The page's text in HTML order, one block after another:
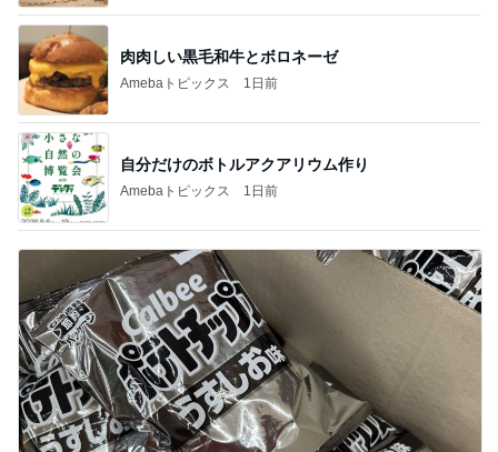
肉肉しい黒毛和牛とボロネーゼ
Amebaトピックス 1日前
自分だけのボトルアクアリウム作り
Amebaトピックス 1日前